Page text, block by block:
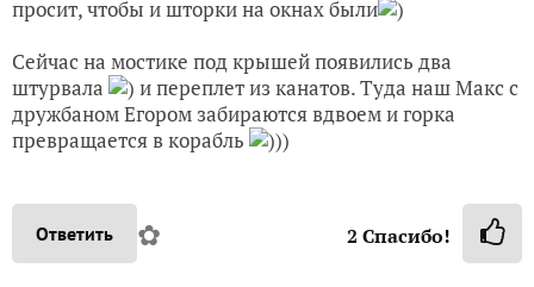
просит, чтобы и шторки на окнах были
)
Сейчас на мостике под крышей появились два
штурвала
) и переплет из канатов. Туда наш Макс с
дружбаном Егором забираются вдвоем и горка
превращается в корабль
)))
Ответить ✿ 2 Спасибо!